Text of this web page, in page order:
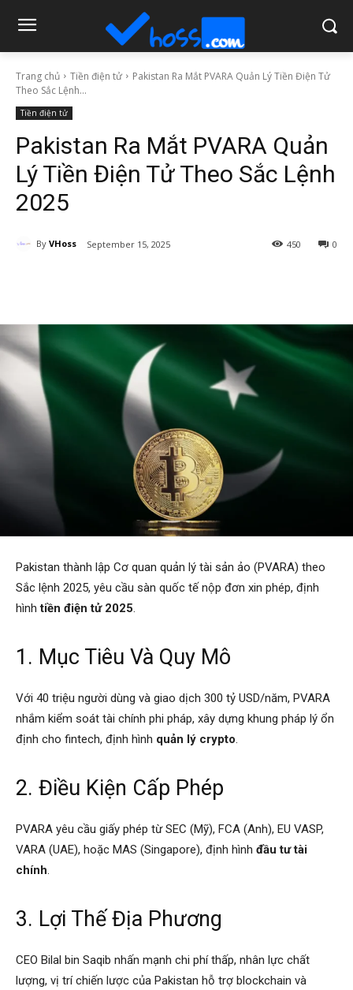
Trang chủ Tiền điện tử
Pakistan Ra Mắt PVARA Quản Lý Tiền Điện Tử
Theo Sắc Lệnh...
Tiền điện tử
Pakistan Ra Mắt PVARA Quản
Lý Tiền Điện Tử Theo Sắc Lệnh
2025
By VHoss September 15, 2025 0
450
Pakistan thành lập Cơ quan quản lý tài sản ảo (PVARA) theo
Sắc lệnh 2025, yêu cầu sàn quốc tế nộp đơn xin phép, định
hìnhtiền điện tử 2025.
1. Mục Tiêu Và Quy Mô
Với 40 triệu người dùng và giao dịch 300 tỷ USD/năm, PVARA
nhắm kiểm soát tài chính phi pháp, xây dựng khung pháp lý ổn
định cho fintech, định hình quản lý crypto.
2. Điều Kiện Cấp Phép
PVARA yêu cầu giấy phép từ SEC (Mỹ), FCA (Anh), EU VASP,
VARA (UAE), hoặc MAS (Singapore), định hình đầu tư tài
chính.
3. Lợi Thế Địa Phương
CEO Bilal bin Saqib nhấn mạnh chi phí thấp, nhân lực chất
lượng, vị trí chiến lược của Pakistan hỗ trợ blockchain và